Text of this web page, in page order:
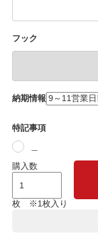
フック
納期情報
特記事項
購入数
枚 ※1枚入り